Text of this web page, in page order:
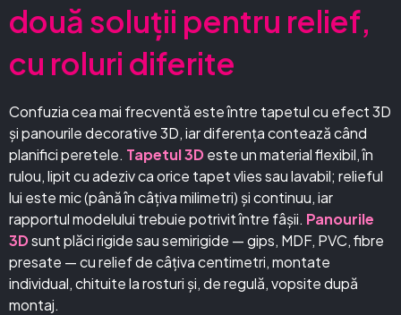
două soluții pentru relief,
cu roluri diferite
Confuzia cea mai frecventă este între tapetul cu efect 3D
și panourile decorative 3D, iar diferența contează când
planifici peretele. Tapetul 3Deste un material flexibil, în
rulou, lipit cu adeziv ca orice tapet vlies sau lavabil; relieful
lui este mic (până în câțiva milimetri) și continuu, iar
rapportul modelului trebuie potrivit între fâșii. Panourile
3Dsunt plăci rigide sau semirigide — gips, MDF, PVC, fibre
presate — cu relief de câțiva centimetri, montate
individual, chituite la rosturi și, de regulă, vopsite după
montaj.